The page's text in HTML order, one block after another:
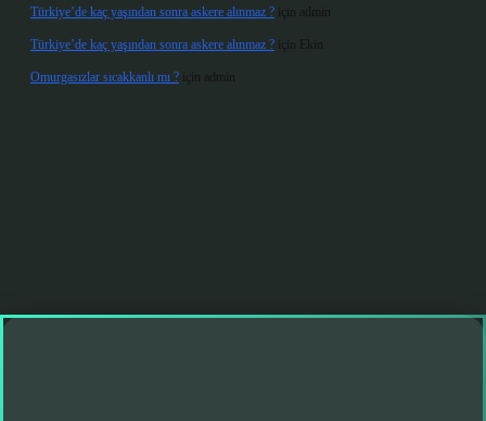
Türkiye’de kaç yaşından sonra askere alınmaz ? için admin
Türkiye’de kaç yaşından sonra askere alınmaz ? için Ekin
Omurgasızlar sıcakkanlı mı ? için admin